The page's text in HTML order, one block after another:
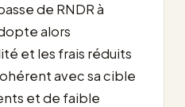
de RNDR à
alors
et les frais réduits
avec sa cible
et de faible